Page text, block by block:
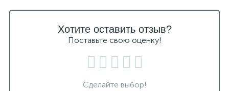
Хотите оставить отзыв?
Поставьте свою оценку!
Сделайте выбор!